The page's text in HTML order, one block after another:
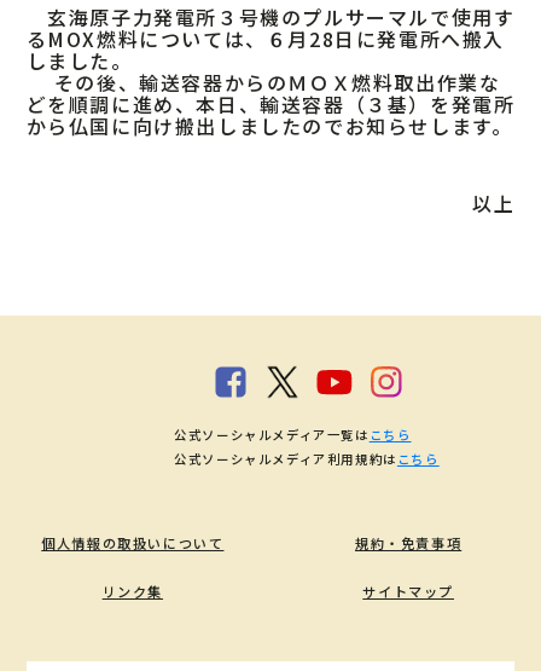
玄海原子力発電所３号機のプルサーマルで使用す
るMOX燃料については、６月28日に発電所へ搬入
しました。
その後、輸送容器からのＭＯＸ燃料取出作業な
どを順調に進め、本日、輸送容器（３基）を発電所
から仏国に向け搬出しましたのでお知らせします。
以上
個人情報の取扱いについて 規約・免責事項
リンク集 サイトマップ
公式ソーシャルメディア一覧は こちら
公式ソーシャルメディア利用規約は こちら